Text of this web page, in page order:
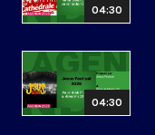
04:30
04:30